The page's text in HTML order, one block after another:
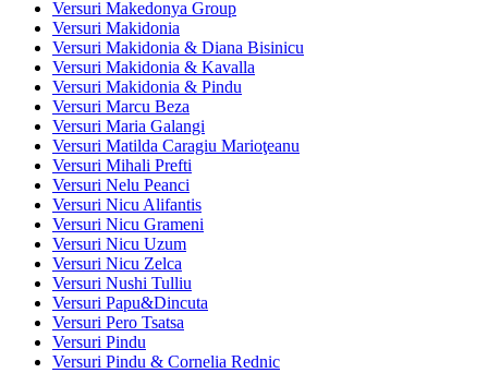
Versuri Makedonya Group
Versuri Makidonia
Versuri Makidonia & Diana Bisinicu
Versuri Makidonia & Kavalla
Versuri Makidonia & Pindu
Versuri Marcu Beza
Versuri Maria Galangi
Versuri Matilda Caragiu Marioţeanu
Versuri Mihali Prefti
Versuri Nelu Peanci
Versuri Nicu Alifantis
Versuri Nicu Grameni
Versuri Nicu Uzum
Versuri Nicu Zelca
Versuri Nushi Tulliu
Versuri Papu&Dincuta
Versuri Pero Tsatsa
Versuri Pindu
Versuri Pindu & Cornelia Rednic